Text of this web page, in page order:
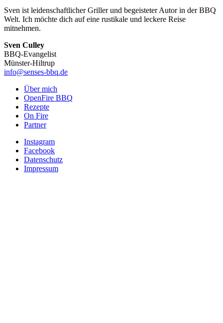
Sven ist leidenschaftlicher Griller und begeisteter Autor in der BBQ
Welt. Ich möchte dich auf eine rustikale und leckere Reise
mitnehmen.
Sven Culley
BBQ-Evangelist
Münster-Hiltrup
info@senses-bbq.de
Über mich
OpenFire BBQ
Rezepte
On Fire
Partner
Instagram
Facebook
Datenschutz
Impressum